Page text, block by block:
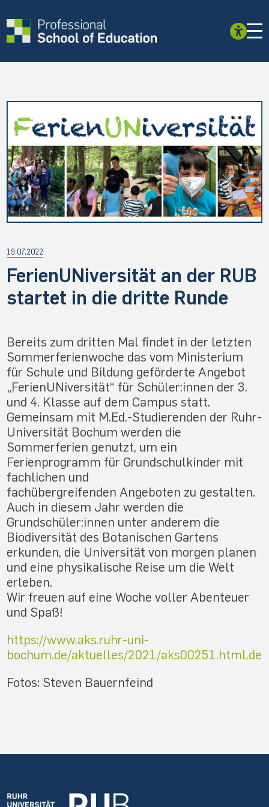
19.07.2022
FerienUNiversität an der RUB
startet in die dritte Runde
Bereits zum dritten Mal findet in der letzten
Sommerferienwoche das vom Ministerium
für Schule und Bildung geförderte Angebot
„FerienUNiversität“ für Schüler:innen der 3.
und 4. Klasse auf dem Campus statt.
Gemeinsam mit M.Ed.-Studierenden der Ruhr-
Universität Bochum werden die
Sommerferien genutzt, um ein
Ferienprogramm für Grundschulkinder mit
fachlichen und
fachübergreifenden Angeboten zu gestalten.
Auch in diesem Jahr werden die
Grundschüler:innen unter anderem die
Biodiversität des Botanischen Gartens
erkunden, die Universität von morgen planen
und eine physikalische Reise um die Welt
erleben.
Wir freuen auf eine Woche voller Abenteuer
und Spaß!
https://www.aks.ruhr-uni-
bochum.de/aktuelles/2021/aks00251.html.de
Fotos: Steven Bauernfeind